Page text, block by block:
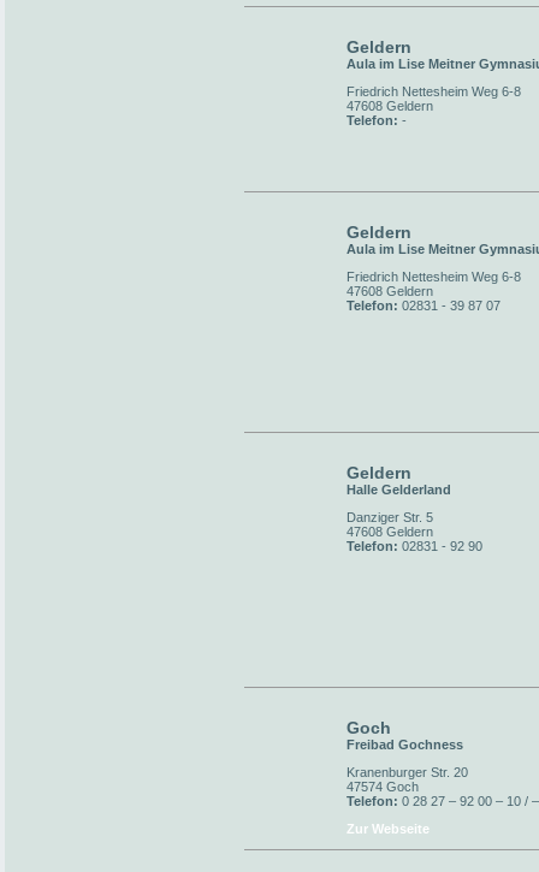
Geldern
Aula im Lise Meitner
Friedrich Nettesheim Weg 6-8
47608 Geldern
Telefon: -
Geldern
Aula im Lise Meitner
Friedrich Nettesheim Weg 6-8
47608 Geldern
Telefon: 02831 - 39 87 07
Geldern
Halle Gelderland
Danziger Str. 5
47608 Geldern
Telefon: 02831 - 92 90
Goch
Freibad Gochness
Kranenburger Str. 20
47574 Goch
Telefon: 0 28 27 – 92 00 – 10 /
Zur Webseite